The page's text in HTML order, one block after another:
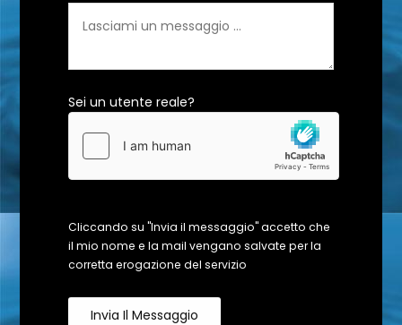
Sei un utente reale?
Cliccando su "Invia il messaggio" accetto che
il mio nome e la mail vengano salvate per la
corretta erogazione del servizio
Invia Il Messaggio